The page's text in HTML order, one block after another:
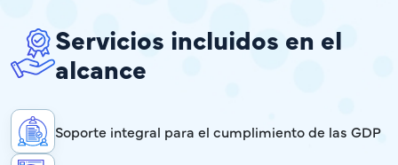
Servicios incluidos en el
alcance
Soporte integral para el cumplimiento de las GDP